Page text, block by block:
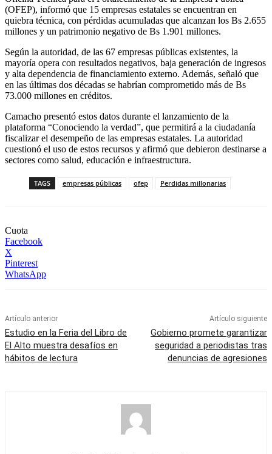
(OFEP), informó que 15 empresas estatales se encuentran en
quiebra técnica, con pérdidas acumuladas que alcanzan los Bs 2.655
millones y un patrimonio negativo de Bs 1.901 millones.
Según la autoridad, de las 67 empresas públicas existentes, la
mayoría opera con resultados negativos, baja generación de ingresos
y alta dependencia de financiamiento externo. Además, señaló que
en las últimas dos décadas se habrían comprometido más de Bs
73.000 millones en créditos.
Camacho presentó estos datos durante el lanzamiento de la
plataforma “Conociendo la verdad”, que permitirá a la ciudadanía
fiscalizar el desempeño de las empresas estatales. La autoridad
cuestionó el uso de estos recursos y afirmó que debieron destinarse a
sectores como salud, educación e infraestructura.
TAGS empresas públicas ofep Perdidas millonarias
Cuota
Facebook
X
Pinterest
WhatsApp
Artículo anterior
Estudio en la Feria del Libro de
El Alto muestra desafíos en
hábitos de lectura
Artículo siguiente
Gobierno promete garantizar
seguridad a periodistas tras
denuncias de agresiones